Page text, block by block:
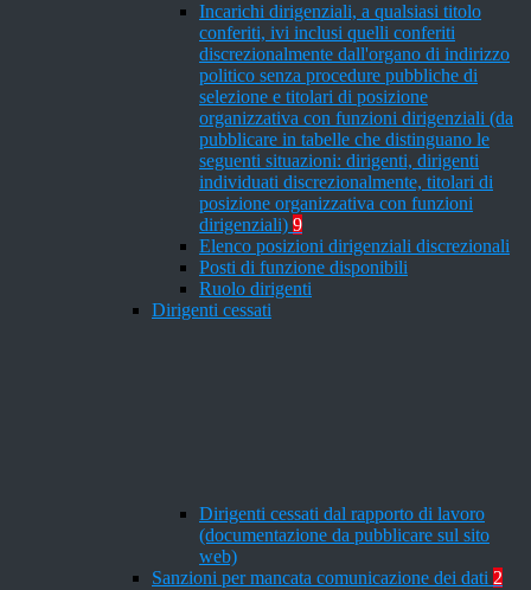
Incarichi dirigenziali, a qualsiasi titolo
conferiti, ivi inclusi quelli conferiti
discrezionalmente dall'organo di indirizzo
politico senza procedure pubbliche di
selezione e titolari di posizione
organizzativa con funzioni dirigenziali (da
pubblicare in tabelle che distinguano le
seguenti situazioni: dirigenti, dirigenti
individuati discrezionalmente, titolari di
posizione organizzativa con funzioni
dirigenziali) 9
Elenco posizioni dirigenziali discrezionali
Posti di funzione disponibili
Ruolo dirigenti
Dirigenti cessati
Dirigenti cessati dal rapporto di lavoro
(documentazione da pubblicare sul sito
web)
Sanzioni per mancata comunicazione dei dati 2